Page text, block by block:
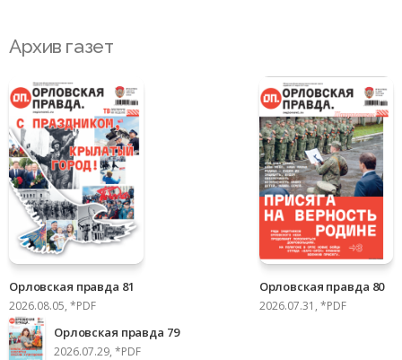
Архив газет
Орловская правда 81
2026.08.05, *PDF
Орловская правда 80
2026.07.31, *PDF
Орловская правда 79
2026.07.29, *PDF